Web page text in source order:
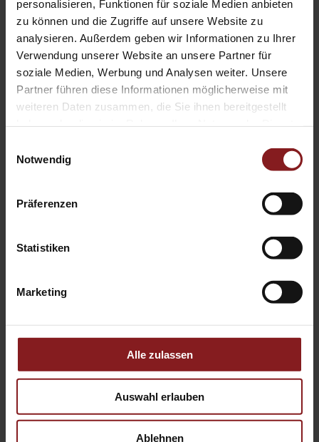
personalisieren, Funktionen für soziale Medien anbieten
zu können und die Zugriffe auf unsere Website zu
analysieren. Außerdem geben wir Informationen zu Ihrer
Verwendung unserer Website an unsere Partner für
soziale Medien, Werbung und Analysen weiter. Unsere
Partner führen diese Informationen möglicherweise mit
weiteren Daten zusammen, die Sie ihnen bereitgestellt
Notwendig
Präferenzen
Statistiken
Marketing
Alle zulassen
Auswahl erlauben
Ablehnen
Handke.
Tectum also focuses on art and theatre paedagogy in its
paedagogy programme. Our series KONTEXT Kunst –
, edited by Prof. Dr Jutta
education in the fields of art, culture, cultural heritage and
cultural diversity with concrete suggestions for theoretical
Publication Series
KONTEXT Kunst – Vermittlung –
Kuturelle Bildung